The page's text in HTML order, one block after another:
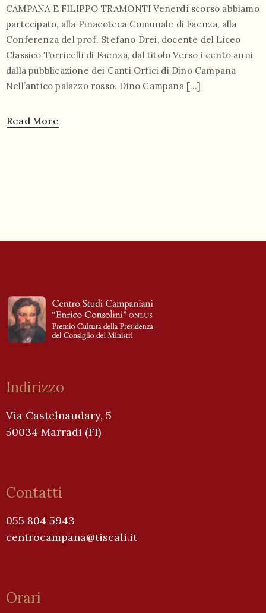
CAMPANA E FILIPPO TRAMONTI Venerdì scorso abbiamo
partecipato, alla Pinacoteca Comunale di Faenza, alla
Conferenza del prof. Stefano Drei, docente del Liceo
Classico Torricelli di Faenza, dal titolo Verso i cento anni
dalla pubblicazione dei Canti Orfici di Dino Campana
Nell’antico palazzo rosso. Dino Campana […]
Read More
Indirizzo
Via Castelnaudary, 5
50034 Marradi (FI)
Contatti
055 804 5943
centrocampana@tiscali.it
Orari